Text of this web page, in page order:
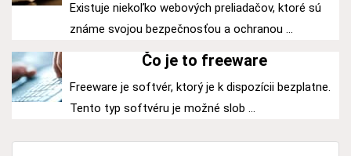
Existuje niekoľko webových preliadačov, ktoré sú
známe svojou bezpečnosťou a ochranou ...
Čo je to freeware
Freeware je softvér, ktorý je k dispozícii bezplatne.
Tento typ softvéru je možné slob ...